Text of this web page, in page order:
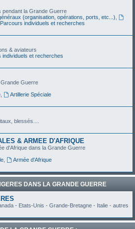
pendant la Grande Guerre
(organisation, opérations, ports, etc...)
Parcours individuels et recherches
& aviateurs
individuels et recherches
Guerre
,
Artillerie Spéciale
blessés....
& ARMEE D'AFRIQUE
d'Afrique dans la Grande Guerre
,
Armée d'Afrique
DANS LA GRANDE GUERRE
- Etats-Unis - Grande-Bretagne - Italie - autres